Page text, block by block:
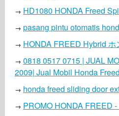
→ HD1080 HONDA Freed
→ pasang pintu otomatis
→ HONDA FREED Hybrid
→ 0818 0517 0715 | JUAL
2009| Jual Mobil Honda
→ honda freed sliding door
→ PROMO HONDA FREED